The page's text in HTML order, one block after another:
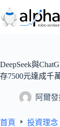
至
主
容
DeepSeek與
存7500元達成千
阿爾
首頁 投資理念